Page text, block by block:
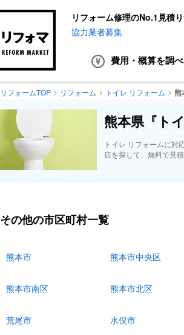
リフォーム修理のNo.1見積
協力業者募集
費用・概算を調
リフォームTOP リフォーム トイレ リフォーム 熊
熊本県『ト
トイレ リフォームに対
店を探して、無料で見
その他の市区町村一覧
熊本市 熊本市中央区
熊本市南区 熊本市北区
荒尾市 水俣市